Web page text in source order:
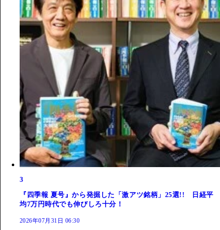
3
『四季報 夏号』から発掘した「激アツ銘柄」25選!! 日経平
均7万円時代でも伸びしろ十分！
2026年07月31日 06:30